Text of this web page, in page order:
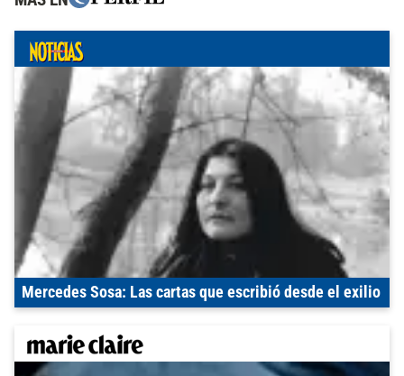
Mercedes Sosa: Las cartas que escribió desde el exilio